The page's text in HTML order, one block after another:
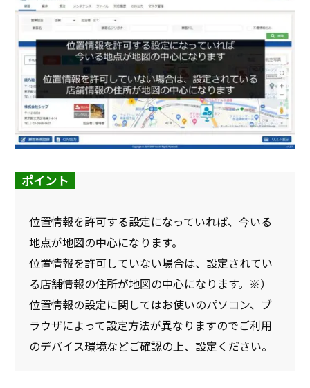
ポイント
位置情報を許可する設定になっていれば、今いる
地点が地図の中心になります。
位置情報を許可していない場合は、設定されてい
る店舗情報の住所が地図の中心になります。※）
位置情報の設定に関してはお使いのパソコン、ブ
ラウザによって設定方法が異なりますのでご利用
のデバイス環境などご確認の上、設定ください。